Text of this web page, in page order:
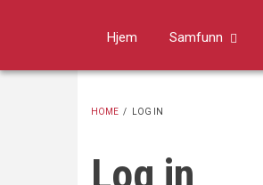
Hjem Samfunn
HOME / LOG IN
Log in